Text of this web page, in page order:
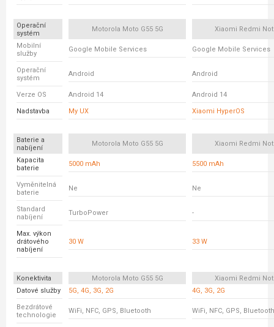
Operační
systém
Motorola Moto G55 5G Xiaomi Redmi
Mobilní
služby
Google Mobile Services Google Mobile Services
Operační
systém
Android Android
Verze OS Android 14 Android 14
Nadstavba My UX Xiaomi HyperOS
Baterie a
nabíjení
Motorola Moto G55 5G Xiaomi Redmi
Kapacita
baterie
5000 mAh 5500 mAh
Vyměnitelná
baterie
Ne Ne
Standard
nabíjení
TurboPower -
Max. výkon
drátového
nabíjení
30 W 33 W
Konektivita Motorola Moto G55 5G
Xiaomi Redmi
Datové služby
5G, 4G, 3G, 2G 4G, 3G, 2G
Bezdrátové
technologie
WiFi, NFC, GPS, Bluetooth WiFi, NFC, GPS, Bluetooth